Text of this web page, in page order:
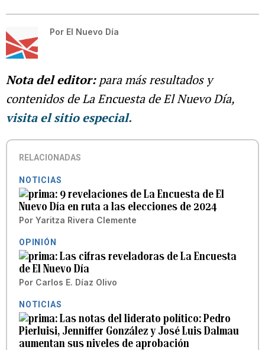
Por El Nuevo Día
Nota del editor: para más resultados y
contenidos de La Encuesta de El Nuevo Día,
visita el sitio especial.
RELACIONADAS
NOTICIAS
9 revelaciones de La Encuesta de El
Nuevo Día en ruta a las elecciones de 2024
Por Yaritza Rivera Clemente
OPINIÓN
Las cifras reveladoras de La Encuesta
de El Nuevo Día
Por Carlos E. Díaz Olivo
NOTICIAS
Las notas del liderato político: Pedro
Pierluisi, Jenniffer González y José Luis Dalmau
aumentan sus niveles de aprobación